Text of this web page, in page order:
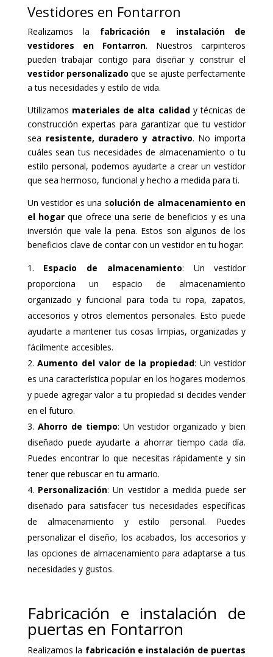
Vestidores en Fontarron
Realizamos la fabricación e instalación de
vestidores en Fontarron. Nuestros carpinteros
pueden trabajar contigo para diseñar y construir el
vestidor personalizado que se ajuste perfectamente
a tus necesidades y estilo de vida.
Utilizamos materiales de alta calidady técnicas de
construcción expertas para garantizar que tu vestidor
sea resistente, duradero y atractivo. No importa
cuáles sean tus necesidades de almacenamiento o tu
estilo personal, podemos ayudarte a crear un vestidor
que sea hermoso, funcional y hecho a medida para ti.
Un vestidor es una solución de almacenamiento en
el hogar que ofrece una serie de beneficios y es una
inversión que vale la pena. Estos son algunos de los
beneficios clave de contar con un vestidor en tu hogar:
Espacio de almacenamiento: Un vestidor
proporciona un espacio de almacenamiento
organizado y funcional para toda tu ropa, zapatos,
accesorios y otros elementos personales. Esto puede
ayudarte a mantener tus cosas limpias, organizadas y
fácilmente accesibles.
Aumento del valor de la propiedad: Un vestidor
es una característica popular en los hogares modernos
y puede agregar valor a tu propiedad si decides vender
en el futuro.
Ahorro de tiempo: Un vestidor organizado y bien
diseñado puede ayudarte a ahorrar tiempo cada día.
Puedes encontrar lo que necesitas rápidamente y sin
tener que rebuscar en tu armario.
Personalización: Un vestidor a medida puede ser
diseñado para satisfacer tus necesidades específicas
de almacenamiento y estilo personal. Puedes
personalizar el diseño, los acabados, los accesorios y
las opciones de almacenamiento para adaptarse a tus
necesidades y gustos.
Fabricación e instalación de
puertas en Fontarron
Realizamos la fabricación e instalación de puertas